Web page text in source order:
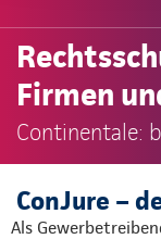
Firmen
Continentale:
ConJure –
Als